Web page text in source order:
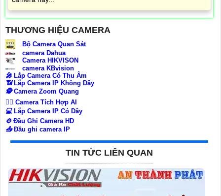
THƯƠNG HIỆU CAMERA
Bộ Camera Quan Sát
camera Dahua
Camera HIKVISON
camera KBvision
️🎤️ Lắp Camera Có Thu Âm
📶 Lắp Camera IP Không Dây
🕵️Camera Zoom Quang
🧛‍♀️ Camera Tích Hợp AI
💻Lắp Camera IP Có Dây
⚙️Đầu Ghi Camera HD
📥Đầu ghi camera IP
TIN TỨC LIÊN QUAN